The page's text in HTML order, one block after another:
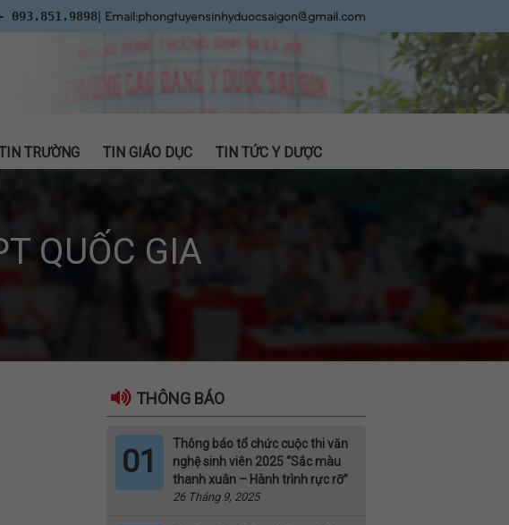
093.851.9898| Email:phongtuyensinhyduocsaigon@gmail.com
TRƯỜNG TIN GIÁO DỤC TIN TỨC Y DƯỢC
QUỐC GIA
THÔNG BÁO
01
Thông báo tổ chức cuộc thi văn
nghệ sinh viên 2025 “Sắc màu
thanh xuân – Hành trình rực rỡ”
26 Tháng 9, 2025